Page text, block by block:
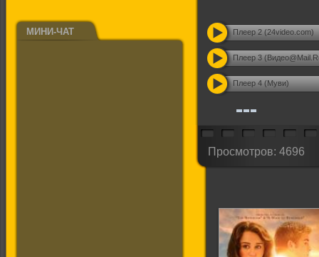
МИНИ-ЧАТ Плеер 2 (24video.com)
Плеер 3
Плеер 4 (Муви)
Просмотров: 4696